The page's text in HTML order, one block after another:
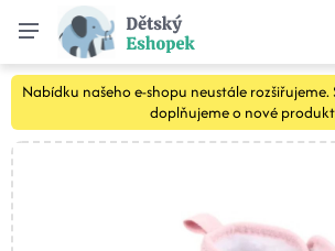
Nabídku našeho e-shopu neustále
doplňujeme o nové